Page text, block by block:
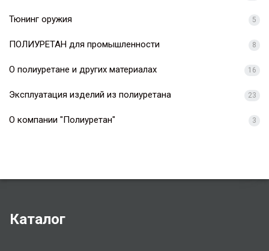
Тюнинг оружия 5
ПОЛИУРЕТАН для промышленности 8
О полиуретане и других материалах 16
Эксплуатация изделий из полиуретана 23
О компании "Полиуретан" 3
Каталог